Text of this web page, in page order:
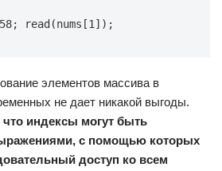
read(nums[1]);
элементов массива в
не дает никакой выгоды.
индексы могут быть
с помощью которых
доступ ко всем